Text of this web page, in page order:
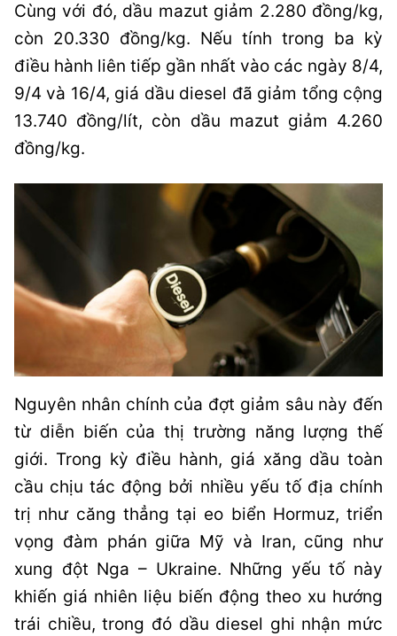
Cùng với đó, dầu mazut giảm 2.280 đồng/kg,
còn 20.330 đồng/kg. Nếu tính trong ba kỳ
điều hành liên tiếp gần nhất vào các ngày 8/4,
9/4 và 16/4, giá dầu diesel đã giảm tổng cộng
13.740 đồng/lít, còn dầu mazut giảm 4.260
đồng/kg.
Nguyên nhân chính của đợt giảm sâu này đến
từ diễn biến của thị trường năng lượng thế
giới. Trong kỳ điều hành, giá xăng dầu toàn
cầu chịu tác động bởi nhiều yếu tố địa chính
trị như căng thẳng tại eo biển Hormuz, triển
vọng đàm phán giữa Mỹ và Iran, cũng như
xung đột Nga – Ukraine. Những yếu tố này
khiến giá nhiên liệu biến động theo xu hướng
trái chiều, trong đó dầu diesel ghi nhận mức